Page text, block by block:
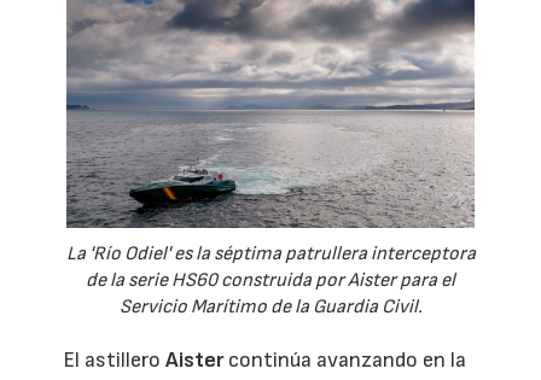
La 'Río Odiel' es la séptima patrullera interceptora
de la serie HS60 construida por Aister para el
Servicio Marítimo de la Guardia Civil.
El astilleroAistercontinúa avanzando en la